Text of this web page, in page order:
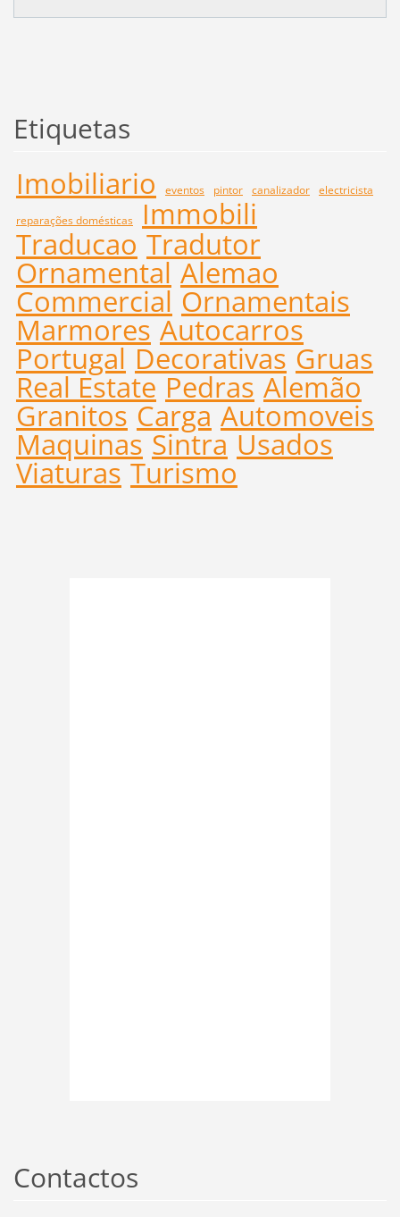
Etiquetas
Imobiliario eventos pintor canalizador electricista
reparações domésticas
Immobili
Traducao Tradutor
Ornamental Alemao
Commercial Ornamentais
Marmores Autocarros
Portugal Decorativas Gruas
Real Estate Pedras Alemão
Granitos Carga Automoveis
Maquinas Sintra Usados
Viaturas Turismo
Contactos